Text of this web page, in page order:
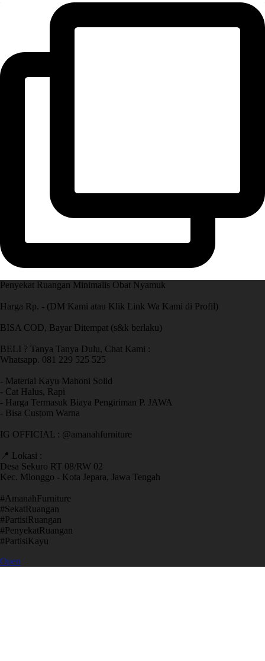
Penyekat Ruangan Minimalis Obat Nyamuk
Harga Rp. - (DM Kami atau Klik Link Wa Kami di Profil)
BISA COD, Bayar Ditempat (s&k berlaku)
BELI ? Tanya Tanya Dulu, Chat Kami :
Whatsapp. 081 229 525 525
- Material Kayu Mahoni Solid
- Cat Halus, Rapi
- Harga Termasuk Biaya Pengiriman P. JAWA
- Bisa Custom Warna
IG OFFICIAL : @amanahfurniture
📍 Lokasi :
Desa Sekuro RT 08/RW 02
Kec. Mlonggo - Kota Jepara, Jawa Tengah
​#AmanahFurniture
​#SekatRuangan
​#PartisiRuangan
​#PenyekatRuangan
​#PartisiKayu
Open